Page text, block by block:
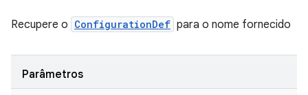
Recupere o ConfigurationDef para o nome fornecido
Parâmetros